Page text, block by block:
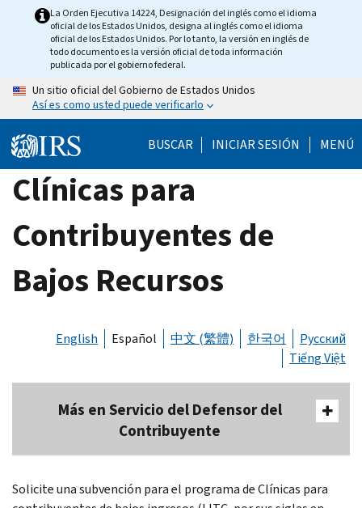
La Orden Ejecutiva 14224, Designación del inglés como el idioma
oficial de los Estados Unidos, designa al inglés como el idioma
oficial de los Estados Unidos. Por lo tanto, la versión en inglés de
todo documento es la versión oficial de toda información
publicada por el gobierno federal.
Un sitio oficial del Gobierno de Estados Unidos
Así es como usted puede verificarlo
BUSCAR INICIAR SESIÓN MENÚ
Clínicas para
Contribuyentes de
Bajos Recursos
English Español 中文 (繁體) 한국어
Русский
Tiếng Việt
Más en Servicio del Defensor del
Contribuyente
Solicite una subvención para el programa de Clínicas para